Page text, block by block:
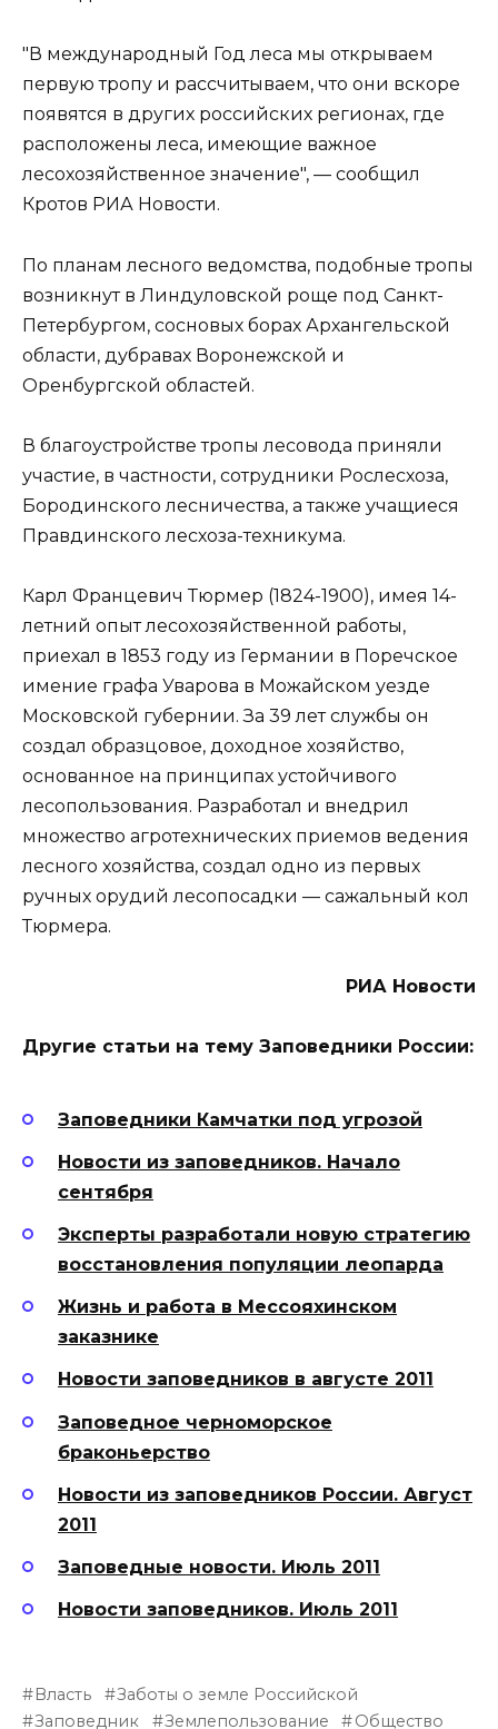
"В международный Год леса мы открываем
первую тропу и рассчитываем, что они вскоре
появятся в других российских регионах, где
расположены леса, имеющие важное
лесохозяйственное значение", — сообщил
Кротов РИА Новости.
По планам лесного ведомства, подобные тропы
возникнут в Линдуловской роще под Санкт-
Петербургом, сосновых борах Архангельской
области, дубравах Воронежской и
Оренбургской областей.
В благоустройстве тропы лесовода приняли
участие, в частности, сотрудники Рослесхоза,
Бородинского лесничества, а также учащиеся
Правдинского лесхоза-техникума.
Карл Францевич Тюрмер (1824-1900), имея 14-
летний опыт лесохозяйственной работы,
приехал в 1853 году из Германии в Поречское
имение графа Уварова в Можайском уезде
Московской губернии. За 39 лет службы он
создал образцовое, доходное хозяйство,
основанное на принципах устойчивого
лесопользования. Разработал и внедрил
множество агротехнических приемов ведения
лесного хозяйства, создал одно из первых
ручных орудий лесопосадки — сажальный кол
Тюрмера.
РИА Новости
Другие статьи на тему Заповедники России:
Заповедники Камчатки под угрозой
Новости из заповедников. Начало
сентября
Эксперты разработали новую стратегию
восстановления популяции леопарда
Жизнь и работа в Мессояхинском
заказнике
Новости заповедников в августе 2011
Заповедное черноморское
браконьерство
Новости из заповедников России. Август
2011
Заповедные новости. Июль 2011
Новости заповедников. Июль 2011
Власть
Заботы о земле Российской
Заповедник
Землепользование
Общество